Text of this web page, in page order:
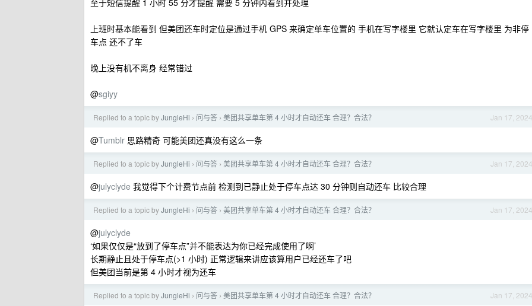
至于短信提醒 1 小时 55 分才提醒 需要 5 分钟内看到并处理
上班时基本能看到 但美团还车时定位是通过手机 GPS 来确定单车位置的 手机在写字楼里 它就认定车在写字楼里 为非停
车点 还不了车
晚上没有机不离身 经常错过
@sgiyy
Jan 17, 2024
Replied to a topic byJungleHi › 问与答 › 美团共享单车第 4 小时才自动还车 合理？合法？
@Tumblr 思路精奇 可能美团还真没有这么一条
Jan 17, 2024
Replied to a topic byJungleHi › 问与答 › 美团共享单车第 4 小时才自动还车 合理？合法？
@julyclyde 我觉得下个计费节点前 检测到已静止处于停车点达 30 分钟则自动还车 比较合理
Jan 17, 2024
Replied to a topic byJungleHi › 问与答 › 美团共享单车第 4 小时才自动还车 合理？合法？
@julyclyde
‘如果仅仅是“放到了停车点”并不能表达为你已经完成使用了啊’
长期静止且处于停车点(>1 小时) 正常逻辑来讲应该算用户已经还车了吧
但美团当前是第 4 小时才视为还车
Jan 17, 2024
Replied to a topic byJungleHi › 问与答 › 美团共享单车第 4 小时才自动还车 合理？合法？